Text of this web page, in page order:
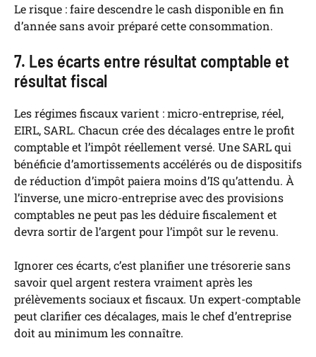
Le risque : faire descendre le cash disponible en fin
d’année sans avoir préparé cette consommation.
7. Les écarts entre résultat comptable et
résultat fiscal
Les régimes fiscaux varient : micro-entreprise, réel,
EIRL, SARL. Chacun crée des décalages entre le profit
comptable et l’impôt réellement versé. Une SARL qui
bénéficie d’amortissements accélérés ou de dispositifs
de réduction d’impôt paiera moins d’IS qu’attendu. À
l’inverse, une micro-entreprise avec des provisions
comptables ne peut pas les déduire fiscalement et
devra sortir de l’argent pour l’impôt sur le revenu.
Ignorer ces écarts, c’est planifier une trésorerie sans
savoir quel argent restera vraiment après les
prélèvements sociaux et fiscaux. Un expert-comptable
peut clarifier ces décalages, mais le chef d’entreprise
doit au minimum les connaître.